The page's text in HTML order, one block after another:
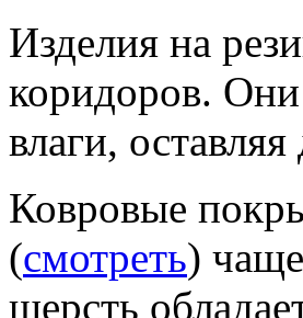
Изделия на
коридоров.
влаги,
Ковровые
(смотреть)
шерсть